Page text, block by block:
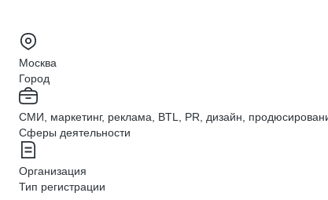
Москва
Город
СМИ, маркетинг, реклама, BTL, PR, дизайн,
Сферы деятельности
Организация
Тип регистрации